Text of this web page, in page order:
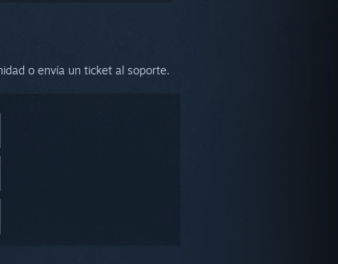
o envía un ticket al soporte.